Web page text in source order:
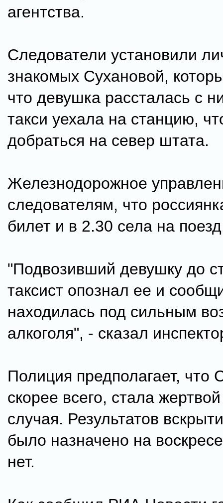
агентства.
Следователи установили
знакомых Сухановой,
что девушка рассталась с
такси уехала на станцию,
добраться на север штата.
Железнодорожное
следователям, что
билет и в 2.30 села на
"Подвозивший девушку до
таксист опознал ее и
находилась под сильным
алкоголя", - сказал
Полиция предполагает, что
скорее всего, стала
случая. Результатов
было назначено на
нет.